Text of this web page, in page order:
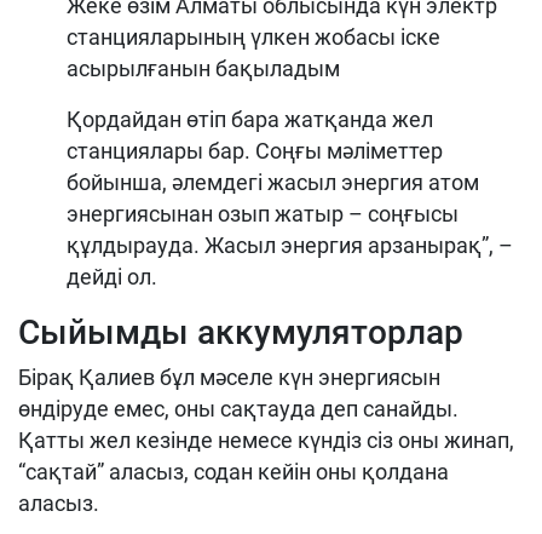
станцияларының үлкен жобасы іске
асырылғанын бақыладым
Қордайдан өтіп бара жатқанда жел
станциялары бар. Соңғы мәліметтер
бойынша, әлемдегі жасыл энергия атом
энергиясынан озып жатыр – соңғысы
құлдырауда. Жасыл энергия арзанырақ”, –
дейді ол.
Сыйымды аккумуляторлар
Бірақ Қалиев бұл мәселе күн энергиясын
өндіруде емес, оны сақтауда деп санайды.
Қатты жел кезінде немесе күндіз сіз оны жинап,
“сақтай” аласыз, содан кейін оны қолдана
аласыз.